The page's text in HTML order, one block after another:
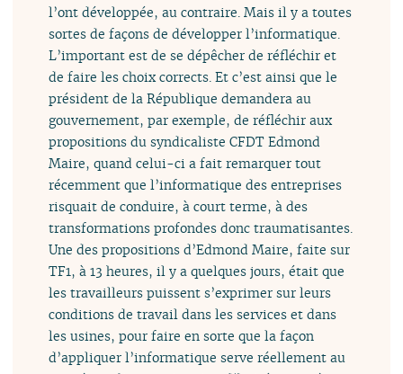
l’ont développée, au contraire. Mais il y a toutes
sortes de façons de développer l’informatique.
L’important est de se dépêcher de réfléchir et
de faire les choix corrects. Et c’est ainsi que le
président de la République demandera au
gouvernement, par exemple, de réfléchir aux
propositions du syndicaliste CFDT Edmond
Maire, quand celui-ci a fait remarquer tout
récemment que l’informatique des entreprises
risquait de conduire, à court terme, à des
transformations profondes donc traumatisantes.
Une des propositions d’Edmond Maire, faite sur
TF1, à 13 heures, il y a quelques jours, était que
les travailleurs puissent s’exprimer sur leurs
conditions de travail dans les services et dans
les usines, pour faire en sorte que la façon
d’appliquer l’informatique serve réellement au